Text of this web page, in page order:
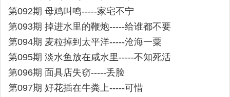
第092期 母鸡叫鸣-----家宅不宁
第093期 掉进水里的鞭炮-----给谁都不要
第094期 麦粒掉到太平洋-----沧海一粟
第095期 淡水鱼放在咸水里-----不知死活
第096期 面具店失窃-----丢脸
第097期 好花插在牛粪上-----可惜